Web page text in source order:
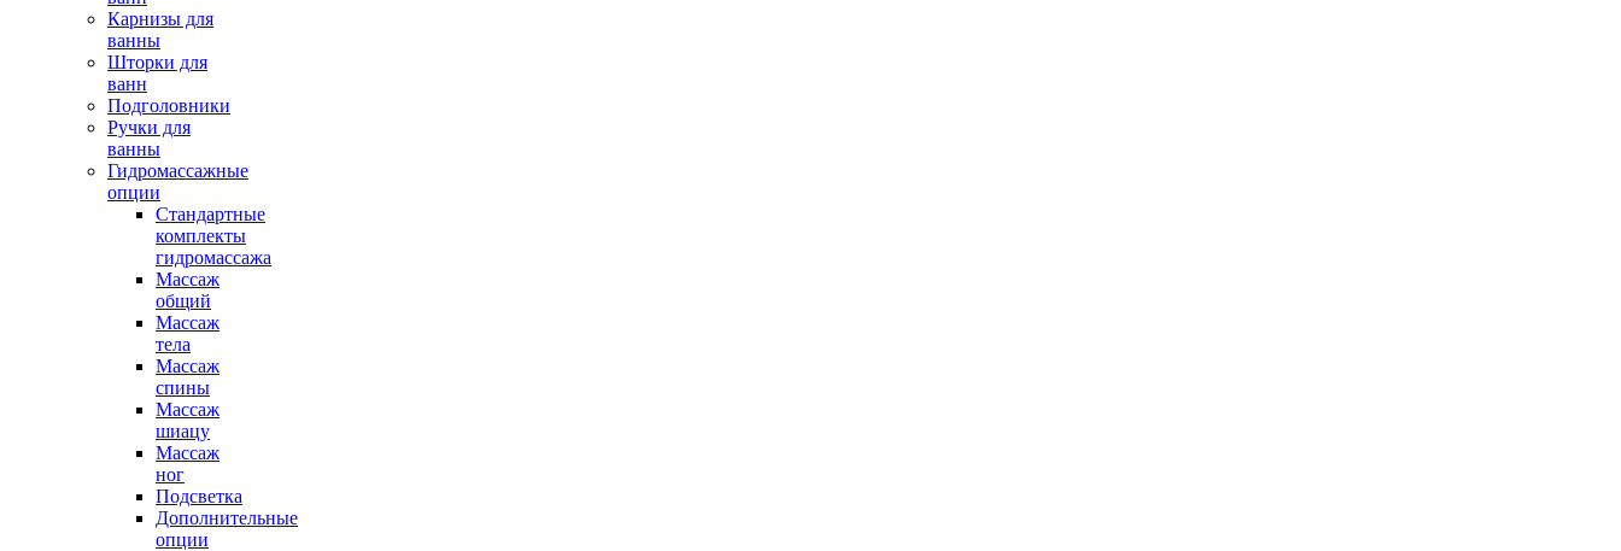
Карнизы для
ванны
Шторки для
ванн
Подголовники
Ручки для
ванны
Гидромассажные
опции
Стандартные
комплекты
гидромассажа
Массаж
общий
Массаж
тела
Массаж
спины
Массаж
шиацу
Массаж
ног
Подсветка
Дополнительные
опции